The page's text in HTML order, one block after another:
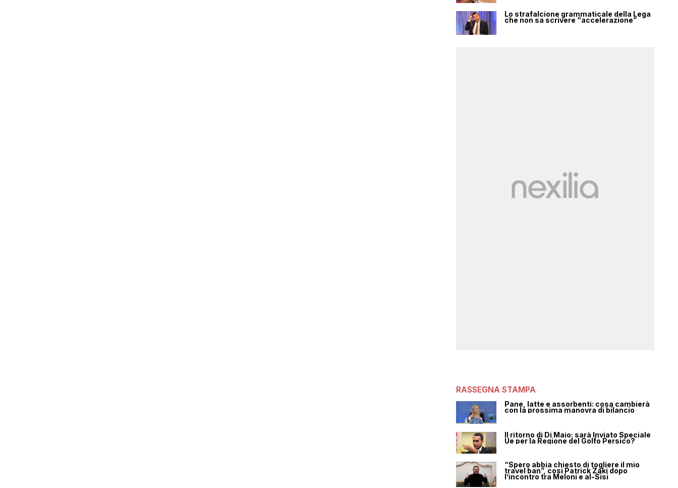
Lo strafalcione grammaticale della Lega
che non sa scrivere “accelerazione”
RASSEGNA STAMPA
Pane, latte e assorbenti: cosa cambierà
con la prossima manovra di bilancio
Il ritorno di Di Maio: sarà Inviato Speciale
Ue per la Regione del Golfo Persico?
“Spero abbia chiesto di togliere il mio
travel ban”, così Patrick Zaki dopo
l’incontro tra Meloni e al-Sisi